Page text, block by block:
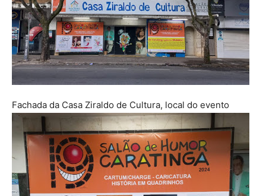
Fachada da Casa Ziraldo de Cultura, local do evento